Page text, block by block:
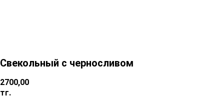
Свекольный с черносливом
2700,00
тг.